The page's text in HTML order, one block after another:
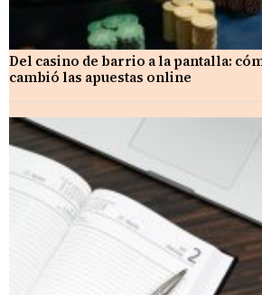
Del casino de barrio a la pantalla:
cambió las apuestas online